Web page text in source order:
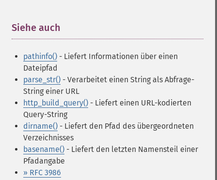
Siehe auch
pathinfo() - Liefert Informationen über einen
Dateipfad
parse_str() - Verarbeitet einen String als Abfrage-
String einer URL
http_build_query() - Liefert einen URL-kodierten
Query-String
dirname() - Liefert den Pfad des übergeordneten
Verzeichnisses
basename() - Liefert den letzten Namensteil einer
Pfadangabe
» RFC 3986